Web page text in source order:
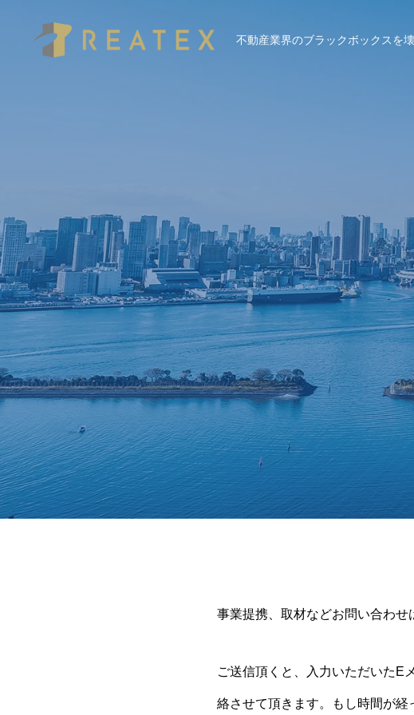
不動産業界のブラックボックスを
事業提携、取材などお問い合わせ
ご送信頂くと、入力いただいたE
絡させて頂きます。もし時間が